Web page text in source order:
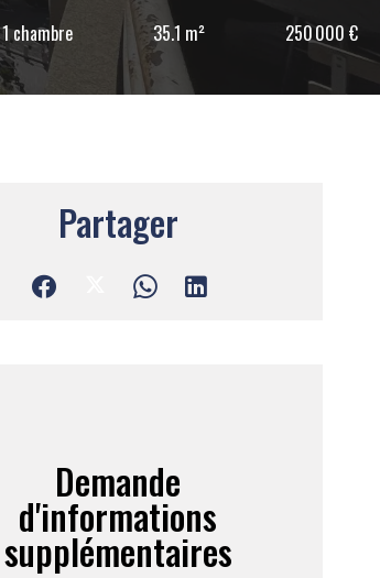
1 chambre 35.1 m² 250 000 €
Partager
Demande
d'informations
supplémentaires